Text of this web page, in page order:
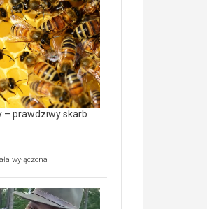
– prawdziwy skarb
wyłączona